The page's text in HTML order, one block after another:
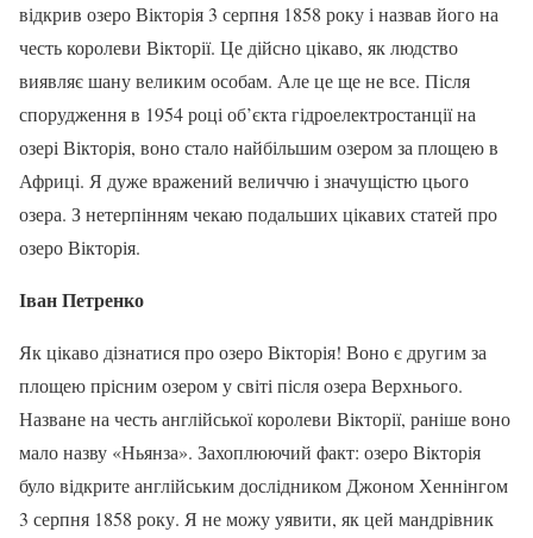
відкрив озеро Вікторія 3 серпня 1858 року і назвав його на
честь королеви Вікторії. Це дійсно цікаво, як людство
виявляє шану великим особам. Але це ще не все. Після
спорудження в 1954 році об’єкта гідроелектростанції на
озері Вікторія, воно стало найбільшим озером за площею в
Африці. Я дуже вражений величчю і значущістю цього
озера. З нетерпінням чекаю подальших цікавих статей про
озеро Вікторія.
Іван Петренко
Як цікаво дізнатися про озеро Вікторія! Воно є другим за
площею прісним озером у світі після озера Верхнього.
Назване на честь англійської королеви Вікторії, раніше воно
мало назву «Ньянза». Захоплюючий факт: озеро Вікторія
було відкрите англійським дослідником Джоном Хеннінгом
3 серпня 1858 року. Я не можу уявити, як цей мандрівник